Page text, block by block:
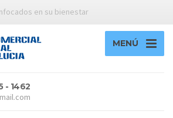
en su bienestar
MENÚ
- 1462